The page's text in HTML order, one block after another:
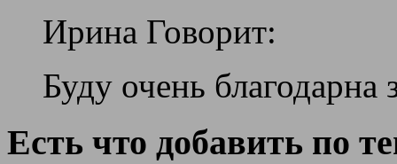
Ирина Говорит:
Буду очень
Есть что добавить по